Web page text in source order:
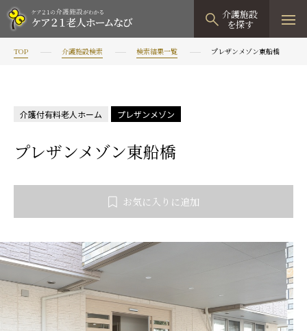
介護施設
を探す
TOPページ
資料請求
見学予約
有料老人ホーム
有料老人ホームTOP
プレザンリュクス
プレザングラン
プレザンメゾン
グループホーム
認知症対応型グループホームTOP
たのしい家
認知症対応型グループホームとは
小規模多機能型居宅介護
小規模多機能型居宅介護TOP
たのしい家
tel0120-944 - 821
9:00～18:00（年末年始を除く）
TOP 介護施設検索 検索結果一覧 プレザンメゾン東船橋
介護付有料老人ホーム プレザンメゾン
プレザンメゾン東船橋
お気に入りに追加